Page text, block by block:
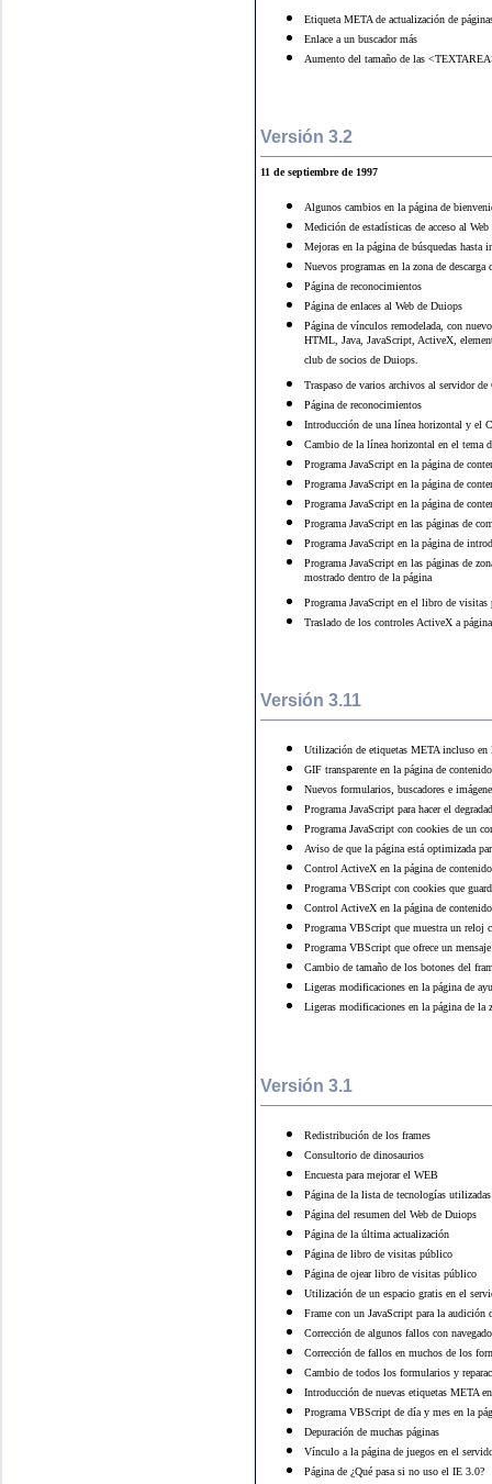
Etiqueta META de actualización de
Enlace a un buscador más
Aumento del tamaño de las
Versión 3.2
11 de septiembre de 1997
Algunos cambios en la página de
Medición de estadísticas de acceso al
Mejoras en la página de búsquedas hasta
Nuevos programas en la zona de
Página de reconocimientos
Página de enlaces al Web de Duiops
Página de vínculos remodelada, con
HTML, Java, JavaScript, ActiveX,
club de socios de Duiops.
Traspaso de varios archivos al servidor de
Página de reconocimientos
Introducción de una línea horizontal y el
Cambio de la línea horizontal en el tema
Programa JavaScript en la página de
Programa JavaScript en la página de
Programa JavaScript en la página de
Programa JavaScript en las páginas de
Programa JavaScript en la página de
Programa JavaScript en las páginas de
mostrado dentro de la página
Programa JavaScript en el libro de visitas
Traslado de los controles ActiveX a
Versión 3.11
Utilización de etiquetas META incluso en
GIF transparente en la página de
Nuevos formularios, buscadores e
Programa JavaScript para hacer el
Programa JavaScript con cookies de un
Aviso de que la página está optimizada
Control ActiveX en la página de
Programa VBScript con cookies que
Control ActiveX en la página de
Programa VBScript que muestra un reloj
Programa VBScript que ofrece un
Cambio de tamaño de los botones del
Ligeras modificaciones en la página de
Ligeras modificaciones en la página de la
Versión 3.1
Redistribución de los frames
Consultorio de dinosaurios
Encuesta para mejorar el WEB
Página de la lista de tecnologías
Página del resumen del Web de Duiops
Página de la última actualización
Página de libro de visitas público
Página de ojear libro de visitas público
Utilización de un espacio gratis en el
Frame con un JavaScript para la audición
Corrección de algunos fallos con
Corrección de fallos en muchos de los
Cambio de todos los formularios y
Introducción de nuevas etiquetas META
Programa VBScript de día y mes en la
Depuración de muchas páginas
Vínculo a la página de juegos en el
Página de ¿Qué pasa si no uso el IE 3.0?